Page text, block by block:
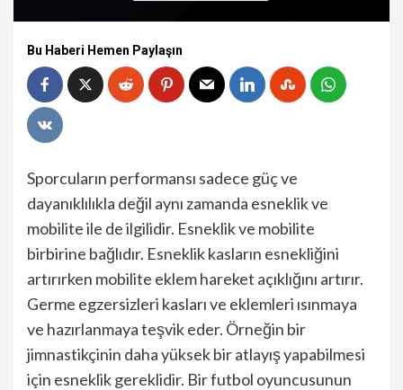
Bu Haberi Hemen Paylaşın
Sporcuların performansı sadece güç ve
dayanıklılıkla değil aynı zamanda esneklik ve
mobilite ile de ilgilidir. Esneklik ve mobilite
birbirine bağlıdır. Esneklik kasların esnekliğini
artırırken mobilite eklem hareket açıklığını artırır.
Germe egzersizleri kasları ve eklemleri ısınmaya
ve hazırlanmaya teşvik eder. Örneğin bir
jimnastikçinin daha yüksek bir atlayış yapabilmesi
için esneklik gereklidir. Bir futbol oyuncusunun